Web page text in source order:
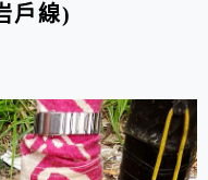
戶線)